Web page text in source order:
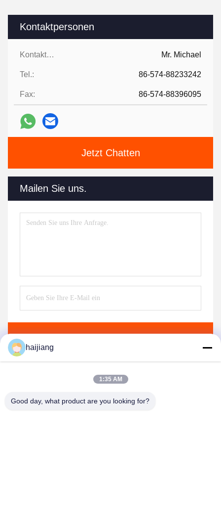
Kontaktpersonen
Kontaktpersonen: Mr. Michael
Tel.: 86-574-88233242
Fax: 86-574-88396095
Jetzt Chatten
Mailen Sie uns.
haijiang
1:35 AM
Good day, what product are you looking for?